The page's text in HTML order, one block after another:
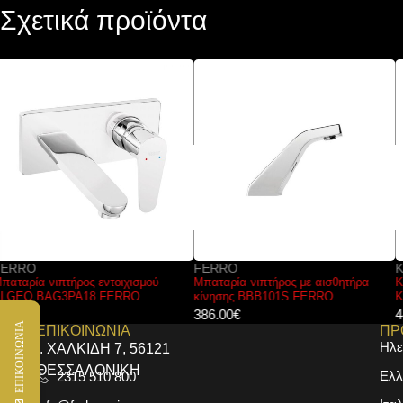
Σχετικά προϊόντα
FERRO
Μπαταρία νιπτήρος με αισθητήρα
κίνησης BBB101S FERRO
€
KARAG
Κεφαλή ντους Μαύρη H13801-N
KARAG Ø20cm
44.00€
ΕΠΙΚΟΙΝΩΝΙΑ
Ι. ΧΑΛΚΙΔΗ 7, 56121
ΘΕΣΣΑΛΟΝΙΚΗ
2315 510 800
ΕΠΙΚΟΙΝΩΝΙΑ